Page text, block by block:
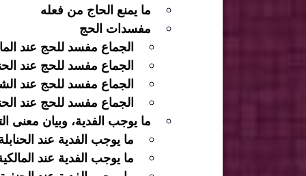
ما يمنع الحاج من فعله
مفسدات الحج
الجماع مفسد للحج عند
الجماع مفسد للحج عند
الجماع مفسد للحج عند
الجماع مفسد للحج عند
ما يوجب الفدية، وبيان معنى
ما يوجب الفدية عند
ما يوجب الفدية عند